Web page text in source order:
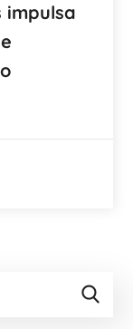
impulsa